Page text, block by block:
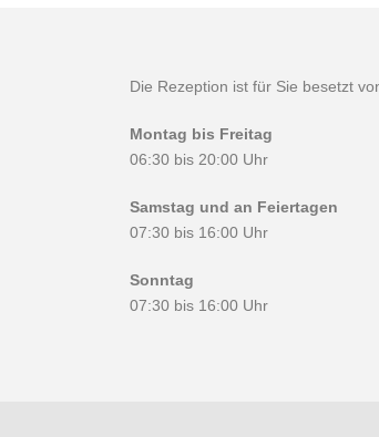
Die Rezeption ist für Sie besetzt
Montag bis Freitag
06:30 bis 20:00 Uhr
Samstag und an Feiertagen
07:30 bis 16:00 Uhr
Sonntag
07:30 bis 16:00 Uhr